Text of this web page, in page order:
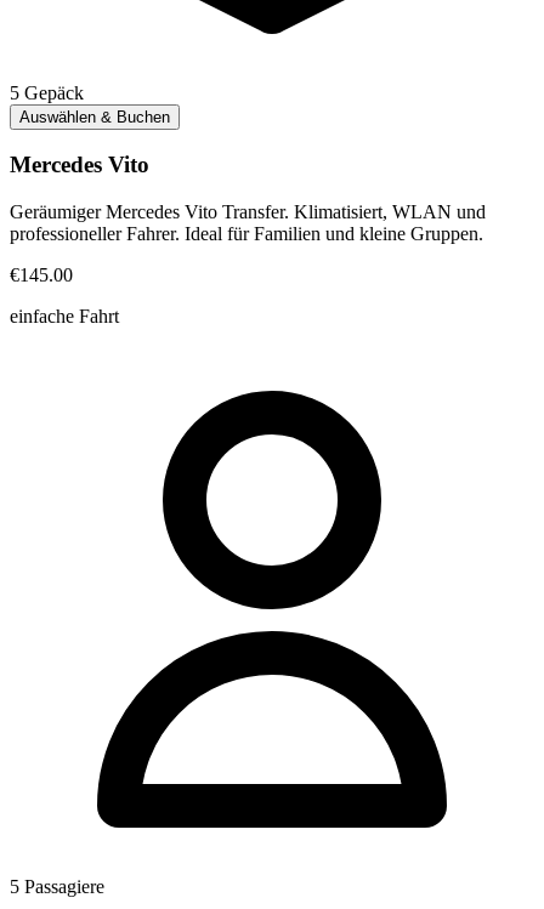
5 Gepäck
Auswählen & Buchen
Mercedes Vito
Geräumiger Mercedes Vito Transfer. Klimatisiert, WLAN und
professioneller Fahrer. Ideal für Familien und kleine Gruppen.
€145.00
einfache Fahrt
5 Passagiere